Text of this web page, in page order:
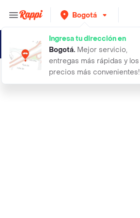
Bogotá
Ingresa tu dirección en
Bogotá. Mejor servicio,
entregas más rápidas y los
precios más convenientes!
venda algodon la mina do